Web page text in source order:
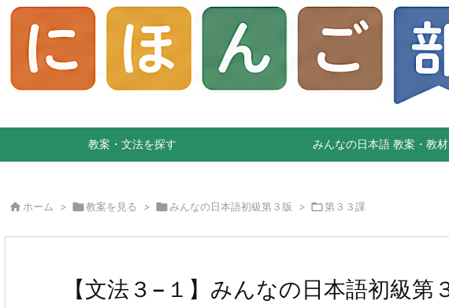
教案・文法を探す みんなの日本語 教案・教
 ホーム > 教案を見る > みんなの日本語初級第３版 > 第３３課
【文法３−１】みんなの日本語初級